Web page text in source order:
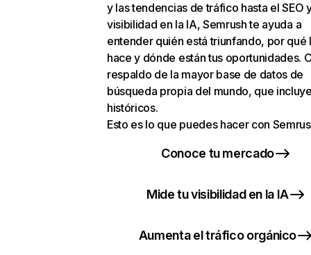
y las tendencias de tráfico hasta el SEO
visibilidad en la IA, Semrush te ayuda a
entender quién está triunfando, por qué
hace y dónde están tus oportunidades.
respaldo de la mayor base de datos de
búsqueda propia del mundo, que
históricos.
Esto es lo que puedes hacer con
Conoce tu mercado
Mide tu visibilidad en la IA
Aumenta el tráfico orgánico